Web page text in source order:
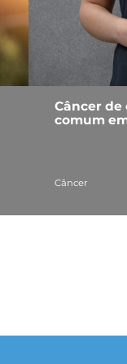
Câncer de
comum
Câncer